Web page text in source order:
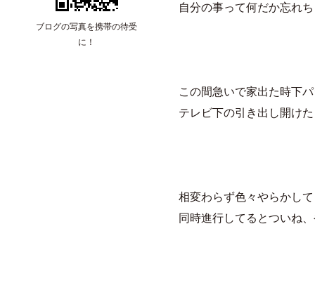
ブログの写真を携帯の待受
に！
自分の事って何だか忘れ
この間急いで家出た時下
テレビ下の引き出し開け
相変わらず色々やらかし
同時進行してるとついね